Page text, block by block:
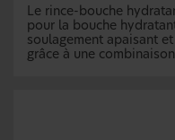
Le rince-bouche
pour la bouche
soulagement apaisant
grâce à une